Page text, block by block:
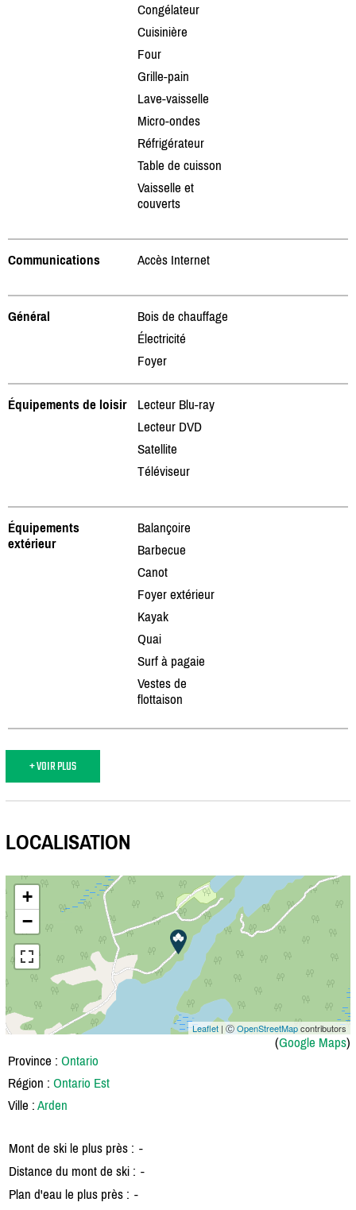
Congélateur
Cuisinière
Four
Grille-pain
Lave-vaisselle
Micro-ondes
Réfrigérateur
Table de cuisson
Vaisselle et
couverts
Communications Accès Internet
Général
Bois de chauffage
Électricité
Foyer
Équipements de loisir
Lecteur Blu-ray
Lecteur DVD
Satellite
Téléviseur
Équipements
extérieur
Balançoire
Barbecue
Canot
Foyer extérieur
Kayak
Quai
Surf à pagaie
Vestes de
flottaison
+ VOIR PLUS
LOCALISATION
+
−
Leaflet | ⒸOpenStreetMapcontributors
(Google Maps)
Province : Ontario
Région : Ontario Est
Ville : Arden
Mont de ski le plus près : -
Distance du mont de ski : -
Plan d'eau le plus près : -